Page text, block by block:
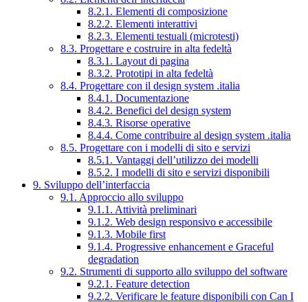
8.2.1. Elementi di composizione
8.2.2. Elementi interattivi
8.2.3. Elementi testuali (microtesti)
8.3. Progettare e costruire in alta fedeltà
8.3.1. Layout di pagina
8.3.2. Prototipi in alta fedeltà
8.4. Progettare con il design system .italia
8.4.1. Documentazione
8.4.2. Benefici del design system
8.4.3. Risorse operative
8.4.4. Come contribuire al design system .italia
8.5. Progettare con i modelli di sito e servizi
8.5.1. Vantaggi dell’utilizzo dei modelli
8.5.2. I modelli di sito e servizi disponibili
9. Sviluppo dell’interfaccia
9.1. Approccio allo sviluppo
9.1.1. Attività preliminari
9.1.2. Web design responsivo e accessibile
9.1.3. Mobile first
9.1.4. Progressive enhancement e Graceful
degradation
9.2. Strumenti di supporto allo sviluppo del software
9.2.1. Feature detection
9.2.2. Verificare le feature disponibili con Can I